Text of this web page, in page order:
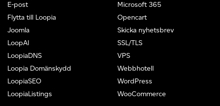
E-post
Flytta till Loopia
Joomla
LoopAI
LoopiaDNS
Loopia Domänskydd
LoopiaSEO
LoopiaListings
Microsoft 365
Opencart
Skicka nyhetsbrev
SSL/TLS
VPS
Webbhotell
WordPress
WooCommerce